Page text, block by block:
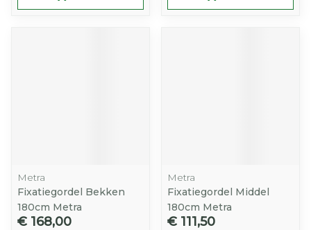
Metra
Fixatiegordel Bekken
180cm Metra
€ 168,00
Metra
Fixatiegordel Middel
180cm Metra
€ 111,50